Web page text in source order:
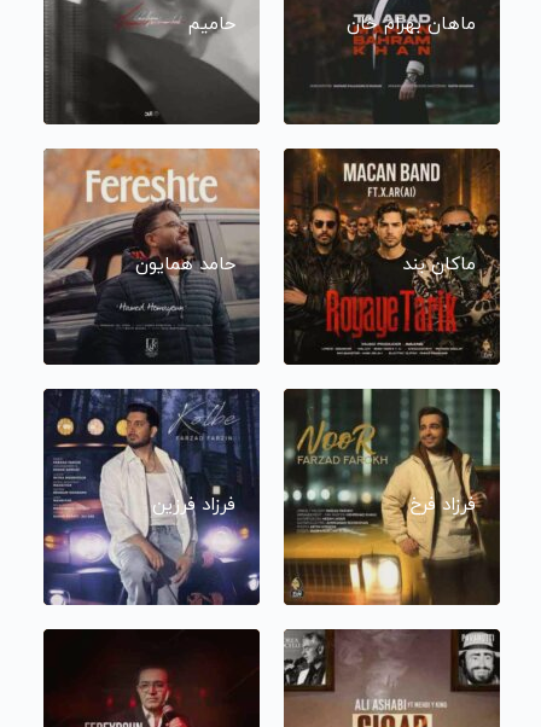
ماهان بهرام خان حامیم
ماکان بند حامد همایون
فرزاد فرخ فرزاد فرزین